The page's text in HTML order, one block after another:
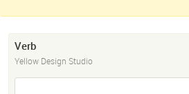
Verb
Yellow Design Studio